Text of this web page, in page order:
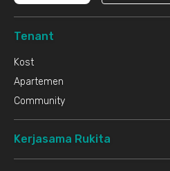
Tenant
Kost
Apartemen
Community
Kerjasama Rukita